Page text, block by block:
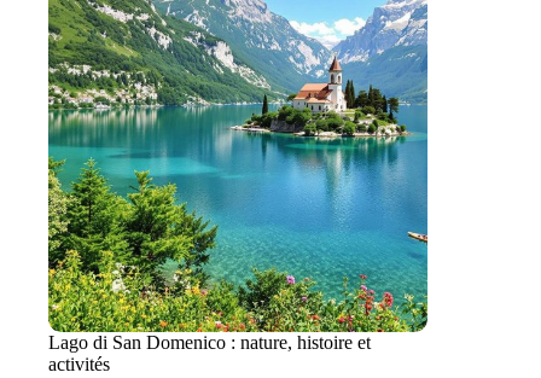
Lago di San Domenico : nature, histoire et
activités